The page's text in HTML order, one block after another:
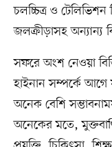
চলচ্চিত্র ও
জলক্রীড়াসহ অন্যান্য
সফরে অংশ নেওয়া
হাইনান সম্পর্কে
অনেক বেশি
অনেকের মতে,